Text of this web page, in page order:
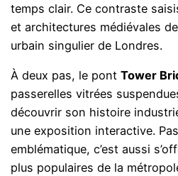
temps clair. Ce contraste
et architectures médiévales
urbain singulier de Londres.
À deux pas, le pontTower
passerelles vitrées
découvrir son histoire
une exposition interactive.
emblématique, c’est aussi
plus populaires de la